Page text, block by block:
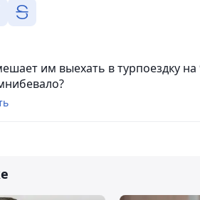
им выехать в турпоездку на